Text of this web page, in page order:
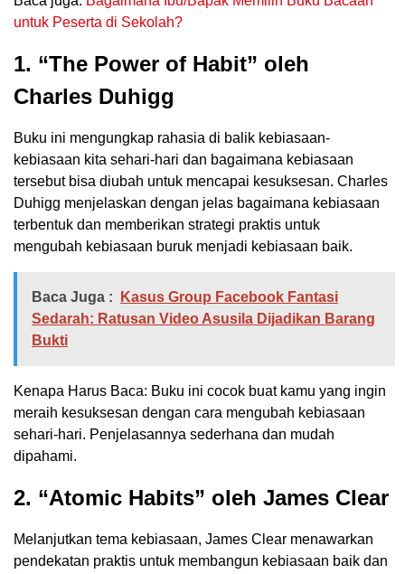
untuk Peserta di Sekolah?
1. “The Power of Habit” oleh
Charles Duhigg
Buku ini mengungkap rahasia di balik kebiasaan-
kebiasaan kita sehari-hari dan bagaimana kebiasaan
tersebut bisa diubah untuk mencapai kesuksesan. Charles
Duhigg menjelaskan dengan jelas bagaimana kebiasaan
terbentuk dan memberikan strategi praktis untuk
mengubah kebiasaan buruk menjadi kebiasaan baik.
Baca Juga :
Kasus Group Facebook Fantasi
Sedarah: Ratusan Video Asusila Dijadikan Barang
Bukti
Kenapa Harus Baca: Buku ini cocok buat kamu yang ingin
meraih kesuksesan dengan cara mengubah kebiasaan
sehari-hari. Penjelasannya sederhana dan mudah
dipahami.
2. “Atomic Habits” oleh James Clear
Melanjutkan tema kebiasaan, James Clear menawarkan
pendekatan praktis untuk membangun kebiasaan baik dan